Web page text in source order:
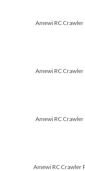
Amewi RC
Amewi RC
Amewi RC
Amewi RC Crawler